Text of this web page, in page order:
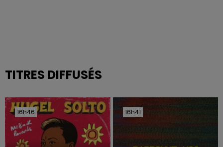
TITRES DIFFUSÉS
16h46
16h46 16h41
16h41